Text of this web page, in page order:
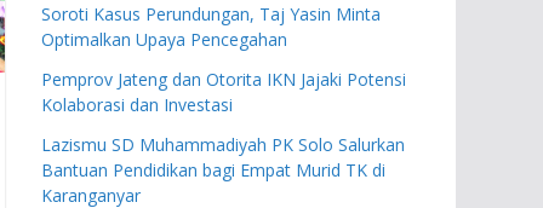
Soroti Kasus Perundungan, Taj Yasin Minta
Optimalkan Upaya Pencegahan
Pemprov Jateng dan Otorita IKN Jajaki Potensi
Kolaborasi dan Investasi
Lazismu SD Muhammadiyah PK Solo Salurkan
Bantuan Pendidikan bagi Empat Murid TK di
Karanganyar